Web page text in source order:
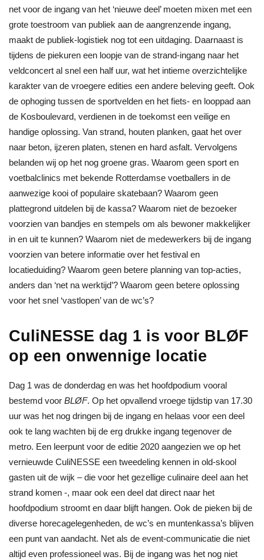
net voor de ingang van het ‘nieuwe deel’ moeten mixen met een
grote toestroom van publiek aan de aangrenzende ingang,
maakt de publiek-logistiek nog tot een uitdaging. Daarnaast is
tijdens de piekuren een loopje van de strand-ingang naar het
veldconcert al snel een half uur, wat het intieme overzichtelijke
karakter van de vroegere edities een andere beleving geeft. Ook
de ophoging tussen de sportvelden en het fiets- en looppad aan
de Kosboulevard, verdienen in de toekomst een veilige en
handige oplossing. Van strand, houten planken, gaat het over
naar beton, ijzeren platen, stenen en hard asfalt. Vervolgens
belanden wij op het nog groene gras. Waarom geen sport en
voetbalclinics met bekende Rotterdamse voetballers in de
aanwezige kooi of populaire skatebaan? Waarom geen
plattegrond uitdelen bij de kassa? Waarom niet de bezoeker
voorzien van bandjes en stempels om als bewoner makkelijker
in en uit te kunnen? Waarom niet de medewerkers bij de ingang
voorzien van betere informatie over het festival en
locatieduiding? Waarom geen betere planning van top-acties,
anders dan ‘net na werktijd’? Waarom geen betere oplossing
voor het snel ‘vastlopen’ van de wc’s?
CuliNESSE dag 1 is voor BLØF
op een onwennige locatie
Dag 1 was de donderdag en was het hoofdpodium vooral
bestemd voor BLØF. Op het opvallend vroege tijdstip van 17.30
uur was het nog dringen bij de ingang en helaas voor een deel
ook te lang wachten bij de erg drukke ingang tegenover de
metro. Een leerpunt voor de editie 2020 aangezien we op het
vernieuwde CuliNESSE een tweedeling kennen in old-skool
gasten uit de wijk – die voor het gezellige culinaire deel aan het
strand komen -, maar ook een deel dat direct naar het
hoofdpodium stroomt en daar blijft hangen. Ook de pieken bij de
diverse horecagelegenheden, de wc’s en muntenkassa’s blijven
een punt van aandacht. Net als de event-communicatie die niet
altijd even professioneel was. Bij de ingang was het nog niet